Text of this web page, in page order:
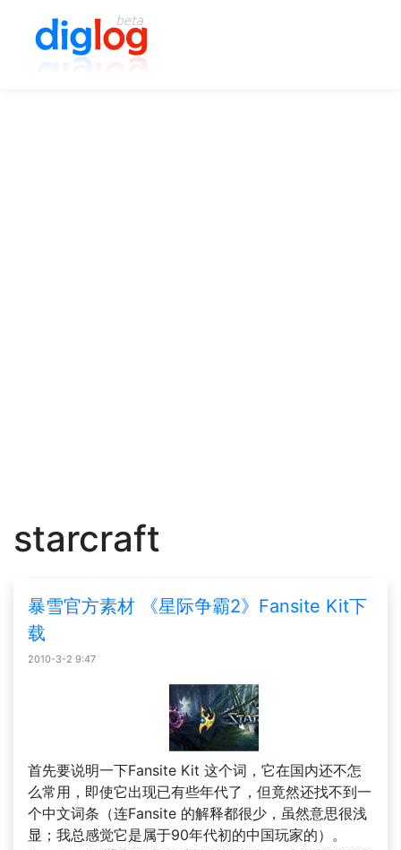
starcraft
暴雪官方素材 《星际争霸2》Fansite Kit下
载
2010-3-2 9:47
首先要说明一下Fansite Kit 这个词，它在国内还不怎
么常用，即使它出现已有些年代了，但竟然还找不到一
个中文词条（连Fansite 的解释都很少，虽然意思很浅
显；我总感觉它是属于90年代初的中国玩家的）。